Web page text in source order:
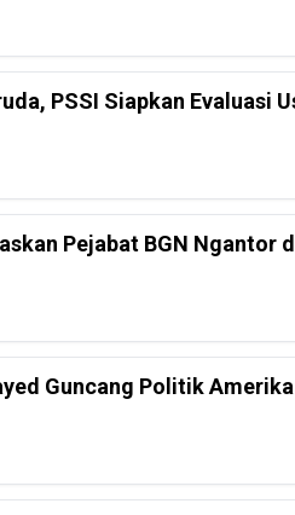
PSSI Siapkan Evaluasi
Pejabat BGN Ngantor
Guncang Politik Amerika